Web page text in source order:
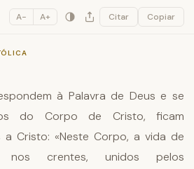
Igreja Católica
A− A+ Citar Copiar
à Palavra de Deus e se
do Corpo de Cristo, ficam
a Cristo: «Neste Corpo, a vida de
nos crentes, unidos pelos